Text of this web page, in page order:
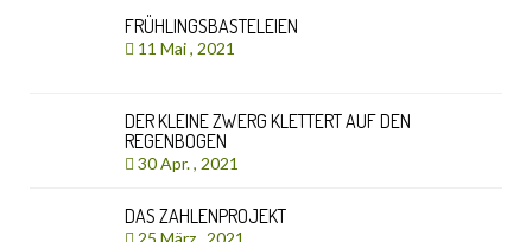
FRÜHLINGSBASTELEIEN
11 Mai , 2021
DER KLEINE ZWERG KLETTERT AUF DEN
REGENBOGEN
30 Apr. , 2021
DAS ZAHLENPROJEKT
25 März , 2021